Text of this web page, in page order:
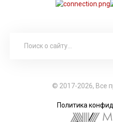
© 2017-2026, Все
Политика